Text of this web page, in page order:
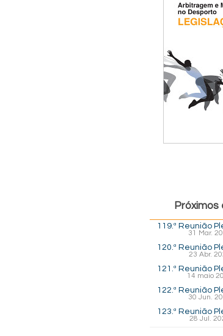
Próximos
119.ª Reunião
31 Mar.
120.ª Reunião
23 Abr.
121.ª Reunião
14 maio
122.ª Reunião
30 Jun.
123.ª Reunião
28 Jul.